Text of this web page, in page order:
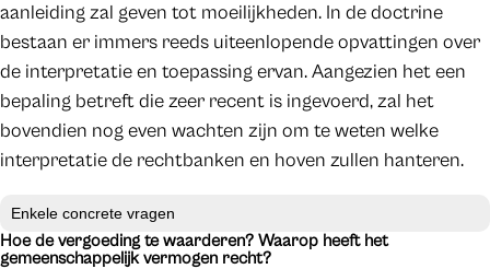
aanleiding zal geven tot moeilijkheden. In de doctrine
bestaan er immers reeds uiteenlopende opvattingen over
de interpretatie en toepassing ervan. Aangezien het een
bepaling betreft die zeer recent is ingevoerd, zal het
bovendien nog even wachten zijn om te weten welke
interpretatie de rechtbanken en hoven zullen hanteren.
Enkele concrete vragen
Hoe de vergoeding te waarderen? Waarop heeft het
gemeenschappelijk vermogen recht?